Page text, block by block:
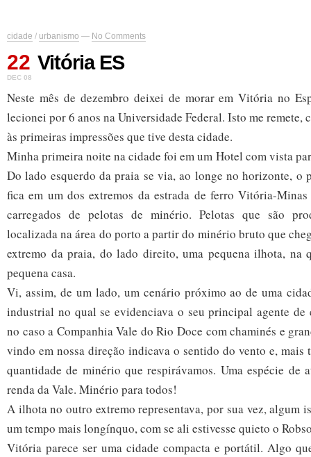
cidade / urbanismo — No Comments
22
DEC 08
Vitória ES
Neste mês de dezembro deixei de morar em Vitória no
lecionei por 6 anos na Universidade Federal. Isto me remete,
às primeiras impressões que tive desta cidade.
Minha primeira noite na cidade foi em um Hotel com vista
Do lado esquerdo da praia se via, ao longe no horizonte, o
fica em um dos extremos da estrada de ferro Vitória-
carregados de pelotas de minério. Pelotas que são
localizada na área do porto a partir do minério bruto que
extremo da praia, do lado direito, uma pequena ilhota, na
pequena casa.
Vi, assim, de um lado, um cenário próximo ao de uma
industrial no qual se evidenciava o seu principal agente de
no caso a Companhia Vale do Rio Doce com chaminés e
vindo em nossa direção indicava o sentido do vento e, mais
quantidade de minério que respirávamos. Uma espécie de
renda da Vale. Minério para todos!
A ilhota no outro extremo representava, por sua vez, algum
um tempo mais longínquo, com se ali estivesse quieto o
Vitória parece ser uma cidade compacta e portátil. Algo